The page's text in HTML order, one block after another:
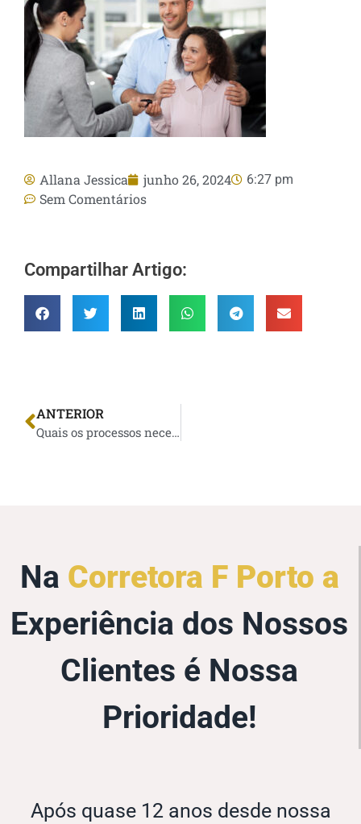
Allana Jessica junho 26, 2024 6:27 pm
Sem Comentários
Compartilhar Artigo:
ANTERIOR
Quais os processos necessários para realizar a compra de um carro novo?
Na Corretora F Porto a
Experiência dos Nossos
Clientes é Nossa
Prioridade!
Após quase 12 anos desde nossa